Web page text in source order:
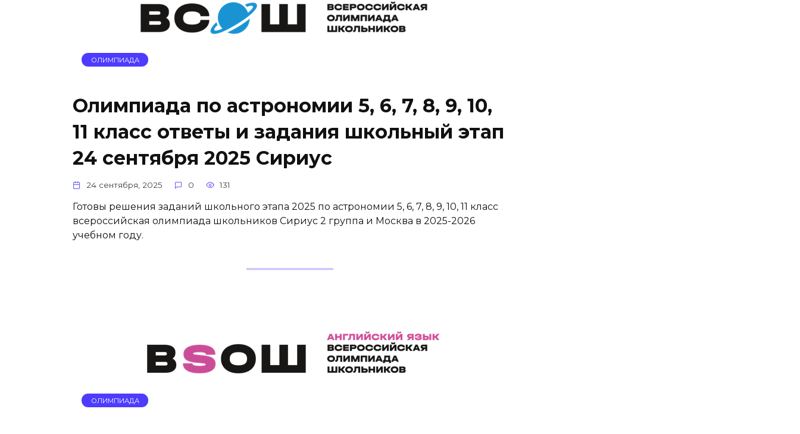
ОЛИМПИАДА
Олимпиада по астрономии 5, 6, 7, 8, 9, 10,
11 класс ответы и задания школьный этап
24 сентября 2025 Сириус
24 сентября, 2025 0 131
Готовы решения заданий школьного этапа 2025 по астрономии 5, 6, 7, 8, 9, 10, 11 класс
всероссийская олимпиада школьников Сириус 2 группа и Москва в 2025-2026
учебном году.
ОЛИМПИАДА